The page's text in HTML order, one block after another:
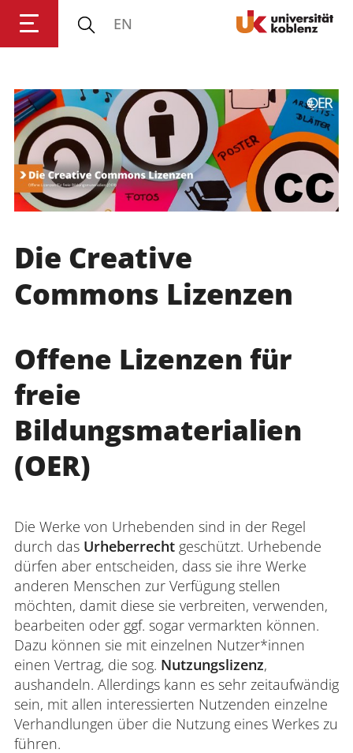
Anmelden Impressum Datenschutz
EN
Die Creative
Commons Lizenzen
Offene Lizenzen für
freie
Bildungsmaterialien
(OER)
Die Werke von Urhebenden sind in der Regel
durch das Urheberrecht geschützt. Urhebende
dürfen aber entscheiden, dass sie ihre Werke
anderen Menschen zur Verfügung stellen
möchten, damit diese sie verbreiten, verwenden,
bearbeiten oder ggf. sogar vermarkten können.
Dazu können sie mit einzelnen Nutzer*innen
einen Vertrag, die sog. Nutzungslizenz,
aushandeln. Allerdings kann es sehr zeitaufwändig
sein, mit allen interessierten Nutzenden einzelne
Verhandlungen über die Nutzung eines Werkes zu
führen.